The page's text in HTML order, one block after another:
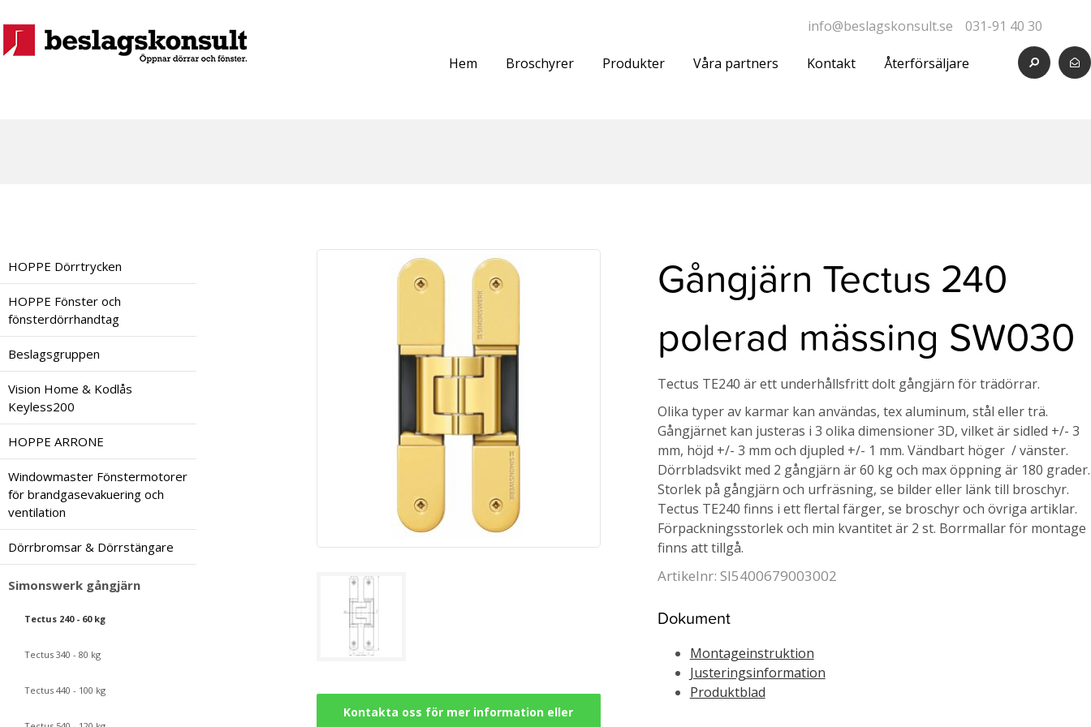
info@beslagskonsult.se 031-91 40 30
Hem Broschyrer Produkter Våra partners Kontakt Återförsäljare
HOPPE Dörrtrycken
HOPPE Fönster och
fönsterdörrhandtag
Beslagsgruppen
Vision Home & Kodlås
Keyless200
HOPPE ARRONE
Windowmaster Fönstermotorer
för brandgasevakuering och
ventilation
Dörrbromsar & Dörrstängare
Simonswerk gångjärn
Tectus 240 - 60 kg
Tectus 340 - 80 kg
Tectus 440 - 100 kg
Kontakta oss för mer information eller
Gångjärn Tectus 240
polerad mässing SW030
Tectus TE240 är ett underhållsfritt dolt gångjärn för trädörrar.
Olika typer av karmar kan användas, tex aluminum, stål eller trä.
Gångjärnet kan justeras i 3 olika dimensioner 3D, vilket är sidled +/- 3
mm, höjd +/- 3 mm och djupled +/- 1 mm. Vändbart höger / vänster.
Dörrbladsvikt med 2 gångjärn är 60 kg och max öppning är 180 grader.
Storlek på gångjärn och urfräsning, se bilder eller länk till broschyr.
Tectus TE240 finns i ett flertal färger, se broschyr och övriga artiklar.
Förpackningsstorlek och min kvantitet är 2 st. Borrmallar för montage
finns att tillgå.
Artikelnr: SI5400679003002
Dokument
Montageinstruktion
Justeringsinformation
Produktblad